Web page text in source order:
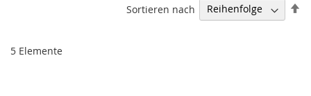
5 Elemente
Sortieren nach